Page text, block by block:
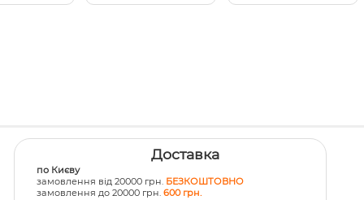
Доставка
по Києву
замовлення від 20000 грн. БЕЗКОШТОВНО
замовлення до 20000 грн. 600 грн.